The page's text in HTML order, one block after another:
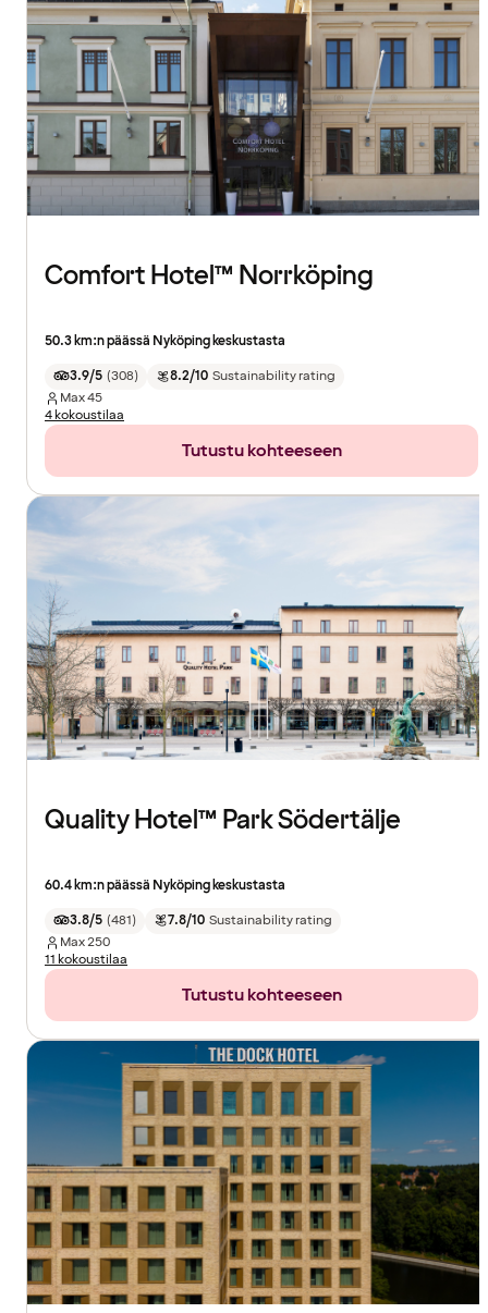
Comfort Hotel™ Norrköping
50.3 km:n päässä Nyköping keskustasta
3.9/5 (308) 8.2/10 Sustainability rating
Max45
4 kokoustilaa
Tutustu kohteeseen
Quality Hotel™ Park Södertälje
60.4 km:n päässä Nyköping keskustasta
3.8/5 (481) 7.8/10 Sustainability rating
Max250
11 kokoustilaa
Tutustu kohteeseen